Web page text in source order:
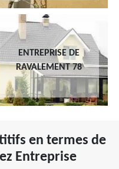
ENTREPRISE DE
RAVALEMENT 78
en termes de
Entreprise